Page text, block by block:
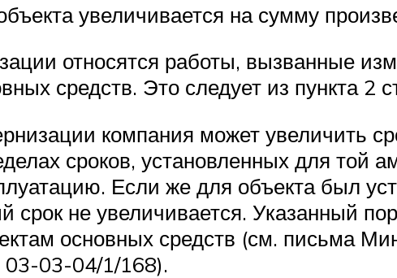
увеличивается на сумму
относятся работы, вызванные
средств. Это следует из пункта 2
компания может увеличить
сроков, установленных для той
Если же для объекта был
срок не увеличивается. Указанный
основных средств (см. письма
03-04/1/168).